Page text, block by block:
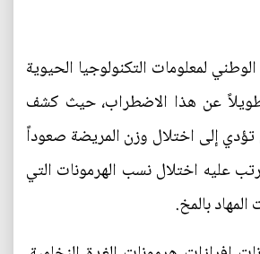
لمعلومات التكنولوجيا الحيوية
عن هذا الاضطراب، حيث كشف
إلى اختلال وزن المريضة صعوداً
عليه اختلال نسب الهرمونات التي
بالمخ.